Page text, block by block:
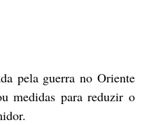
pela guerra no Oriente
medidas para reduzir o